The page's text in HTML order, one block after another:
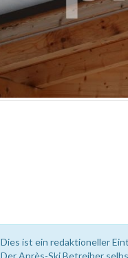
Dies ist ein redaktioneller